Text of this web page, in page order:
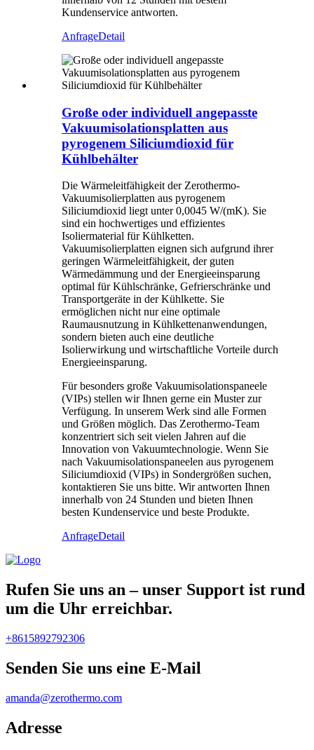
Kundenservice antworten.
AnfrageDetail
Große oder individuell angepasste
Vakuumisolationsplatten aus
pyrogenem Siliciumdioxid für
Kühlbehälter
Die Wärmeleitfähigkeit der Zerothermo-
Vakuumisolierplatten aus pyrogenem
Siliciumdioxid liegt unter 0,0045 W/(mK). Sie
sind ein hochwertiges und effizientes
Isoliermaterial für Kühlketten.
Vakuumisolierplatten eignen sich aufgrund ihrer
geringen Wärmeleitfähigkeit, der guten
Wärmedämmung und der Energieeinsparung
optimal für Kühlschränke, Gefrierschränke und
Transportgeräte in der Kühlkette. Sie
ermöglichen nicht nur eine optimale
Raumausnutzung in Kühlkettenanwendungen,
sondern bieten auch eine deutliche
Isolierwirkung und wirtschaftliche Vorteile durch
Energieeinsparung.
Für besonders große Vakuumisolationspaneele
(VIPs) stellen wir Ihnen gerne ein Muster zur
Verfügung. In unserem Werk sind alle Formen
und Größen möglich. Das Zerothermo-Team
konzentriert sich seit vielen Jahren auf die
Innovation von Vakuumtechnologie. Wenn Sie
nach Vakuumisolationspaneelen aus pyrogenem
Siliciumdioxid (VIPs) in Sondergrößen suchen,
kontaktieren Sie uns bitte. Wir antworten Ihnen
innerhalb von 24 Stunden und bieten Ihnen
besten Kundenservice und beste Produkte.
AnfrageDetail
Rufen Sie uns an – unser Support ist rund
um die Uhr erreichbar.
+8615892792306
Senden Sie uns eine E-Mail
amanda@zerothermo.com
Adresse